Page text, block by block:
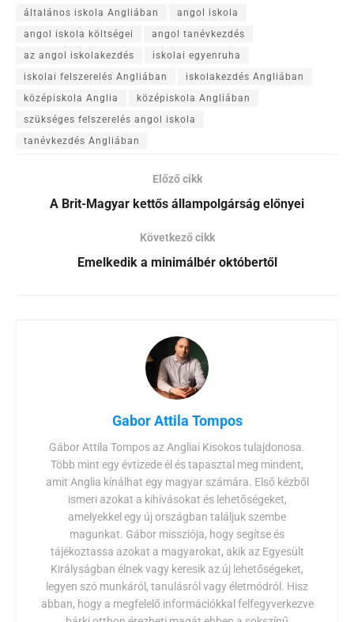
általános iskola Angliában
angol iskola
angol iskola költségei
angol tanévkezdés
az angol iskolakezdés
iskolai egyenruha
iskolai felszerelés Angliában
iskolakezdés Angliában
középiskola Anglia
középiskola Angliában
szükséges felszerelés angol iskola
tanévkezdés Angliában
Előző cikk
A Brit-Magyar kettős állampolgárság előnyei
Következő cikk
Emelkedik a minimálbér októbertől
Gabor Attila Tompos
Gábor Attila Tompos az Angliai Kisokos tulajdonosa.
Több mint egy évtizede él és tapasztal meg mindent,
amit Anglia kínálhat egy magyar számára. Első kézből
ismeri azokat a kihívásokat és lehetőségeket,
amelyekkel egy új országban találjuk szembe
magunkat. Gábor missziója, hogy segítse és
tájékoztassa azokat a magyarokat, akik az Egyesült
Királyságban élnek vagy keresik az új lehetőségeket,
legyen szó munkáról, tanulásról vagy életmódról. Hisz
abban, hogy a megfelelő információkkal felfegyverkezve